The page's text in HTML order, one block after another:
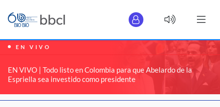
EN VIVO
EN VIVO | Todo listo en Colombia para que Abelardo de la
Espriella sea investido como presidente